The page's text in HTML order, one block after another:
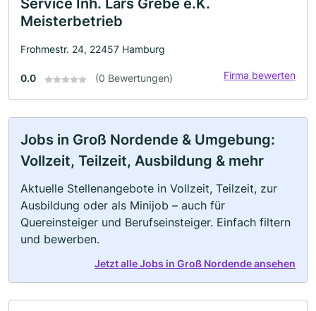
Service Inh. Lars Grebe e.K.
Meisterbetrieb
Frohmestr. 24, 22457 Hamburg
0.0 (0 Bewertungen) Firma bewerten
Jobs in Groß Nordende & Umgebung:
Vollzeit, Teilzeit, Ausbildung & mehr
Aktuelle Stellenangebote in Vollzeit, Teilzeit, zur
Ausbildung oder als Minijob – auch für
Quereinsteiger und Berufseinsteiger. Einfach filtern
und bewerben.
Jetzt alle Jobs in Groß Nordende ansehen